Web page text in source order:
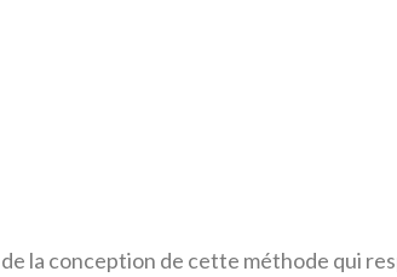
la conception de cette méthode qui